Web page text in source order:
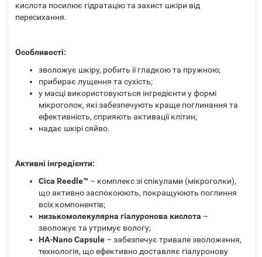
кислота посилює гідратацію та захист шкіри від
пересихання.
Особливості:
зволожує шкіру, робить її гладкою та пружною;
прибирає лущення та сухість;
у масці використовуються інгредієнти у формі
мікроголок, які забезпечують краще поглинання та
ефективність, сприяють активації клітин;
надає шкірі сяйво.
Активні інгредієнти:
Cica Reedle™ – комплекс зі спікулами (мікроголки),
що активно заспокоюють, покращуюють поглиння
всіх компонентів;
низькомолекулярна гіалуронова кислота –
зволожує та утримує вологу;
HA-Nano Capsule – забезпечує тривале зволоження,
технологія, що ефективно доставляє гіалуронову